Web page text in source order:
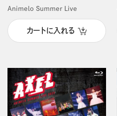
Animelo Summer Live
カートに入れる